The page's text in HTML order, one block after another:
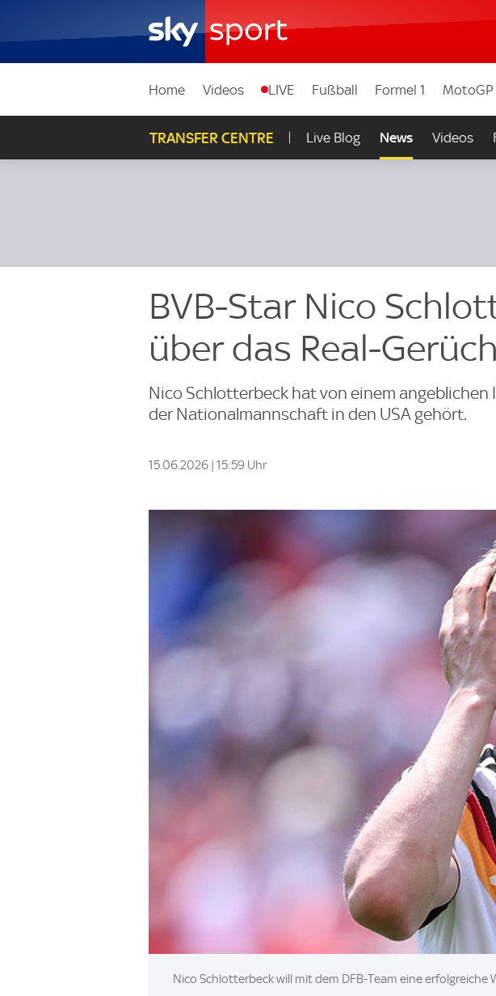
Home Videos LIVE Fußball Formel 1 MotoGP
TRANSFER CENTRE Live Blog News Videos
BVB-Star Nico
über das Real-
Nico Schlotterbeck hat von einem
der Nationalmannschaft in den USA gehört.
15.06.2026 | 15:59 Uhr
Image:
Nico Schlotterbeck will mit dem DFB-Team eine erfolgreiche